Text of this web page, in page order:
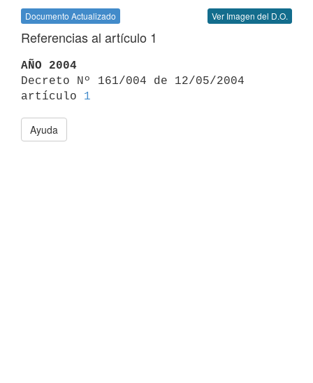
Documento Actualizado Ver Imagen del D.O.
Referencias al artículo 1
AÑO 2004
Decreto Nº 161/004 de 12/05/2004
artículo 1
Ayuda